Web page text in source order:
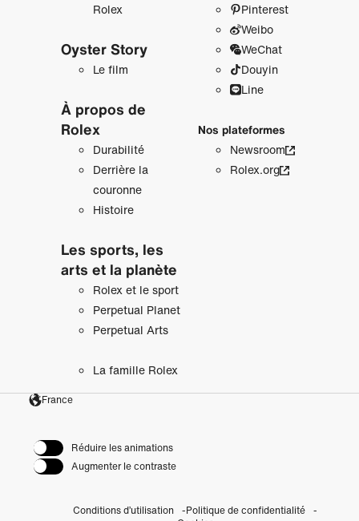
Rolex
Oyster Story
Le film
À propos de
Rolex
Durabilité
Derrière la
couronne
Histoire
Les sports, les
arts et la planète
Rolex et le sport
Perpetual Planet
Perpetual Arts
La famille Rolex
Pinterest
Weibo
WeChat
Douyin
Line
Nos plateformes
Newsroom
Rolex.org
France
Réduire les animations
Augmenter le contraste
Conditions d’utilisation
Politique de confidentialité